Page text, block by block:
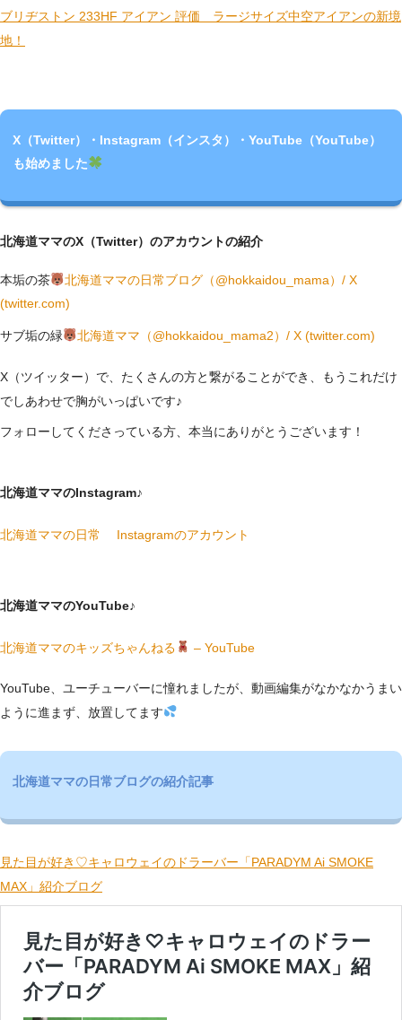
ブリヂストン 233HF アイアン 評価 ラージサイズ中空アイアンの新境
地！
X（Twitter）・Instagram（インスタ）・YouTube（YouTube）
も始めました
北海道ママのX（Twitter）のアカウントの紹介
本垢の茶
北海道ママの日常ブログ（@hokkaidou_mama）/ X
(twitter.com)
サブ垢の緑 北海道ママ（@hokkaidou_mama2）/ X (twitter.com)
X（ツイッター）で、たくさんの方と繋がることができ、もうこれだけ
でしあわせで胸がいっぱいです♪
フォローしてくださっている方、本当にありがとうございます！
北海道ママのInstagram♪
北海道ママの日常 Instagramのアカウント
北海道ママのYouTube♪
北海道ママのキッズちゃんねる – YouTube
YouTube、ユーチューバーに憧れましたが、動画編集がなかなかうまい
ように進まず、放置してます
北海道ママの日常ブログの紹介記事
見た目が好き♡キャロウェイのドラーバー「PARADYM Ai SMOKE
MAX」紹介ブログ